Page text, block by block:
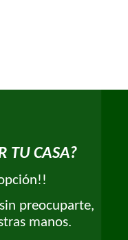
TU CASA?
preocuparte,
manos.